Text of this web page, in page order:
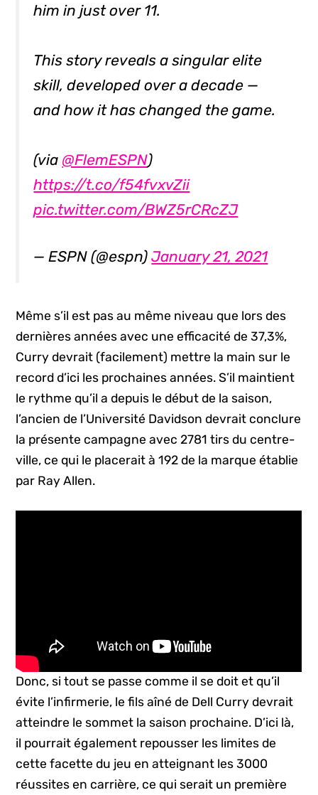
him in just over 11.
This story reveals a singular elite
skill, developed over a decade —
and how it has changed the game.
(via @FlemESPN)
https://t.co/f54fvxvZii
pic.twitter.com/BWZ5rCRcZJ
— ESPN (@espn)January 21, 2021
Même s’il est pas au même niveau que lors des
dernières années avec une efficacité de 37,3%,
Curry devrait (facilement) mettre la main sur le
record d’ici les prochaines années. S’il maintient
le rythme qu’il a depuis le début de la saison,
l’ancien de l’Université Davidson devrait conclure
la présente campagne avec 2781 tirs du centre-
ville, ce qui le placerait à 192 de la marque établie
par Ray Allen.
Donc, si tout se passe comme il se doit et qu’il
évite l’infirmerie, le fils aîné de Dell Curry devrait
atteindre le sommet la saison prochaine. D’ici là,
il pourrait également repousser les limites de
cette facette du jeu en atteignant les 3000
réussites en carrière, ce qui serait un première